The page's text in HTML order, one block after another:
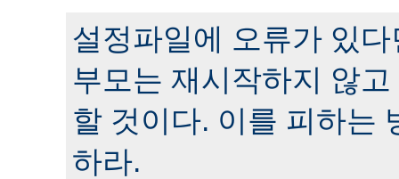
설정파일에 오류가 있
부모는 재시작하지 않
할 것이다. 이를 피하는
하라.